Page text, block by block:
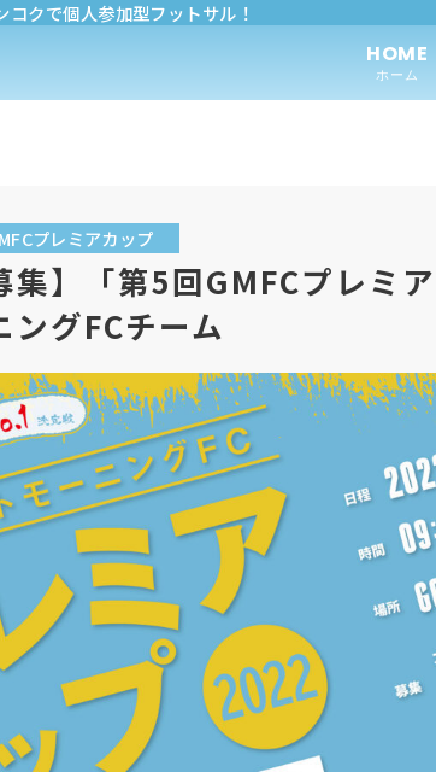
クで個人参加型フットサル！
HOME
ホーム
プレミアカップ
集】「第5回GMFCプレミ
グFCチーム